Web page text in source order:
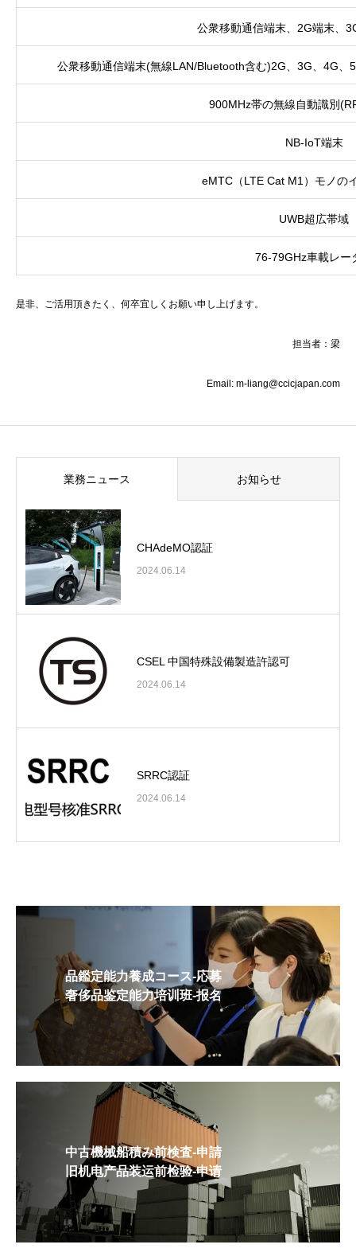
公衆移動通信端末、2G端末、
公衆移動通信端末(無線LAN/Bluetooth含む)2G、3G、4G
900MHz帯の無線自動識別
NB-IoT端末
eMTC（LTE Cat M1）モノの
UWB超広帯域
76-79GHz車載レー
是非、ご活用頂きたく、何卒宜しくお願い申し上げます。
担当者：梁
Email: m-liang@ccicjapan.com
業務ニュース お知らせ
CHAdeMO認証
2024.06.14
CSEL 中国特殊設備製造許認可
2024.06.14
SRRC認証
2024.06.14
品鑑定能力養成コース-応募
奢侈品鉴定能力培训班-报名
中古機械船積み前検査-申請
旧机电产品装运前检验-申请